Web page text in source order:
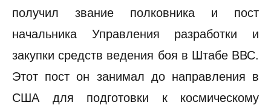
получил звание полковника и пост
начальника Управления разработки и
закупки средств ведения боя в Штабе ВВС.
Этот пост он занимал до направления в
США для подготовки к космическому